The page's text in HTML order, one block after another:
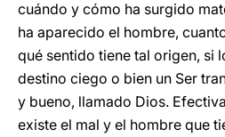
cuándo y cómo ha surgido
ha aparecido el hombre,
qué sentido tiene tal origen, si
destino ciego o bien un Ser
y bueno, llamado Dios.
existe el mal y el hombre que